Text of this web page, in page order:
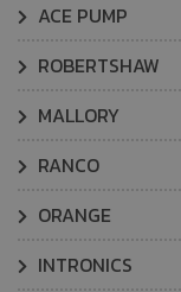
ACE PUMP
ROBERTSHAW
MALLORY
RANCO
ORANGE
INTRONICS